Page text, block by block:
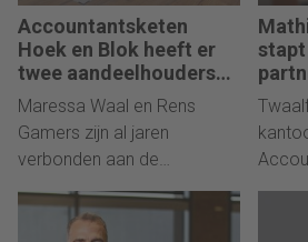
Accountantsketen
Hoek en Blok heeft er
twee aandeelhouders
bij
Maressa Waal en Rens
Gamers zijn al jaren
verbonden aan de
organisatie.